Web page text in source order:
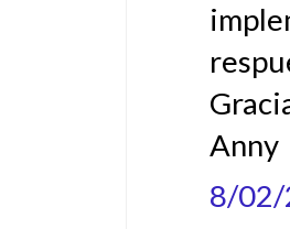
Anny
8/